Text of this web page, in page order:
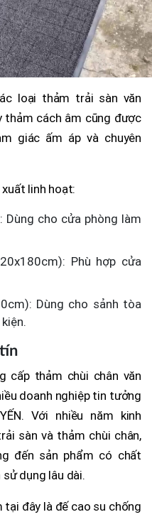
loại thảm trải sàn văn
thảm cách âm cũng được
giác ấm áp và chuyên
linh hoạt:
cho cửa phòng làm
Phù hợp cửa
Dùng cho sảnh tòa
cấp thảm chùi chân văn
doanh nghiệp tin tưởng
Với nhiều năm kinh
sàn và thảm chùi chân,
đến sản phẩm có chất
dụng lâu dài.
đây là đế cao su chống